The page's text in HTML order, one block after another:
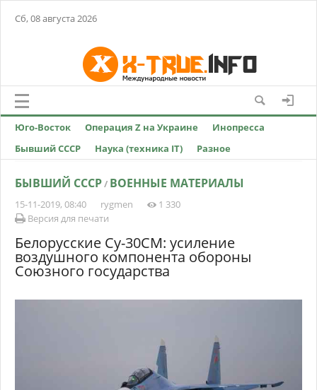
Сб, 08 августа 2026
Юго-Восток Операция Z на Украине
Инопресса
Бывший СССР
Наука (техника IT) Разное
БЫВШИЙ СССР/ ВОЕННЫЕ МАТЕРИАЛЫ
15-11-2019, 08:40 rygmen
1 330
Версия для печати
Белорусские Су-30СМ: усиление
воздушного компонента обороны
Союзного государства